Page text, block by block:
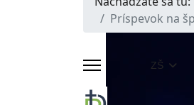
Príspevok na
ZŠ